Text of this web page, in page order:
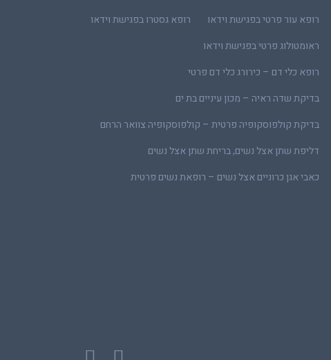
רופא עור פרטי בפגישת וידאו
רופא גסטרו בפגישת וידאו
ראומטולוג פרטי בפגישת וידאו
רופא כלי דם – כירורג כלי דם פרטי
בדיקת שדה ראיה – מכון עיניים בת ים
בדיקת קולפוסקופיה פרטית – קולפוסקופיה צוואר הרחם
דליפת שתן אצל נשים, בריחת שתן אצל נשים
כאבי אגן כרוניים אצל נשים – רופאת נשים פרטית